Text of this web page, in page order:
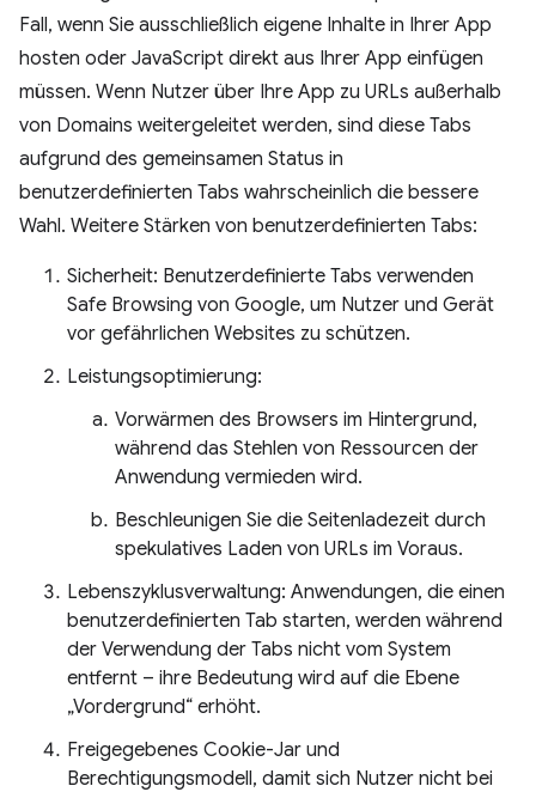
Fall, wenn Sie ausschließlich eigene Inhalte in Ihrer App
hosten oder JavaScript direkt aus Ihrer App einfügen
müssen. Wenn Nutzer über Ihre App zu URLs außerhalb
von Domains weitergeleitet werden, sind diese Tabs
aufgrund des gemeinsamen Status in
benutzerdefinierten Tabs wahrscheinlich die bessere
Wahl. Weitere Stärken von benutzerdefinierten Tabs:
Sicherheit: Benutzerdefinierte Tabs verwenden
Safe Browsing von Google, um Nutzer und Gerät
vor gefährlichen Websites zu schützen.
Leistungsoptimierung:
Vorwärmen des Browsers im Hintergrund,
während das Stehlen von Ressourcen der
Anwendung vermieden wird.
Beschleunigen Sie die Seitenladezeit durch
spekulatives Laden von URLs im Voraus.
Lebenszyklusverwaltung: Anwendungen, die einen
benutzerdefinierten Tab starten, werden während
der Verwendung der Tabs nicht vom System
entfernt – ihre Bedeutung wird auf die Ebene
„Vordergrund“ erhöht.
Freigegebenes Cookie-Jar und
Berechtigungsmodell, damit sich Nutzer nicht bei